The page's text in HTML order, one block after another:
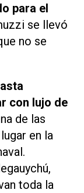
para el
se llevó
no se
con lujo de
de las
en la
toda la